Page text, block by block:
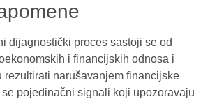
dijagnostički proces sastoji se od
i financijskih odnosa i
rezultirati narušavanjem financijske
pojedinačni signali koji upozoravaju